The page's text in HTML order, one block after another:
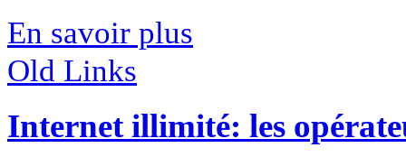
En savoir plus
Old Links
Internet illimité: les